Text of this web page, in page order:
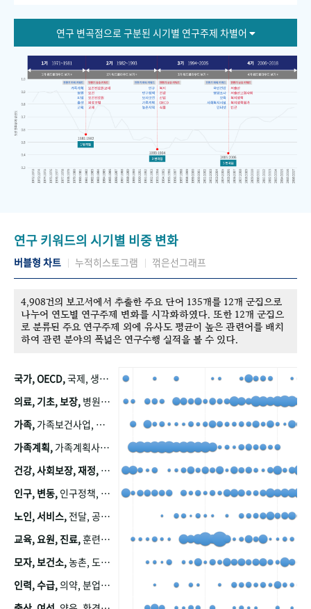
연구 변곡점으로 구분된 시기별 연구주제 차별어
연구 키워드의 시기별 비중 변화
버블형 차트 누적히스토그램 꺾은선그래프
4,908건의 보고서에서 추출한 주요 단어 135개를 12개 군집으로
나누어 연도별 연구주제 변화를 시각화하였다. 또한 12개 군집으
로 분류된 주요 연구주제 외에 유사도 평균이 높은 관련어를 배치
하여 관련 분야의 폭넓은 연구수행 실적을 볼 수 있다.
국가, OECD,국제, 생산, 아시아, 태평양, 태평양지역, 참가
의료, 기초, 보장, 병원, 가정, 연금, 연계, 공적, 일본, 생활, 국민기초생활보장제도, 국민연금, 기금, 저소득층, 근로, 자활, 급여, 환자, 의료비, 모니터링, 한국복지패널, 소득, 지표, 빈곤, 노후, 장애인
가족, 가족보건사업, 산업, 친화, 전국, 출산력
가족계획, 가족계획사업, 가족계획사업평가, 한국가족계획사업, 피임, 보급, 부인, 자궁, 피임약
건강, 사회보장, 재정,
인구, 변동, 인구정책, 저출산, 고령사회, 고령화, 이동, 남북한, 지방자치단체, 컨설팅, 복지정책평가, 집, 사회개발
노인, 서비스, 전달, 공공, 보육, 수요, 공급, 사회서비스, 데이터, 보호, 요양, 아동, 예방, 청소년, 효율, 자원
교육, 요원, 진료,훈련, 보건요원, 마을, 마을건강사업, 보조원, 진료원, 보건진료원, 보건진료원교재
모자, 보건소,농촌, 도시, 금연, 농촌지역, 모자보건사업
인력, 수급,의약, 분업, 식품, 의약품, 의사, 안전